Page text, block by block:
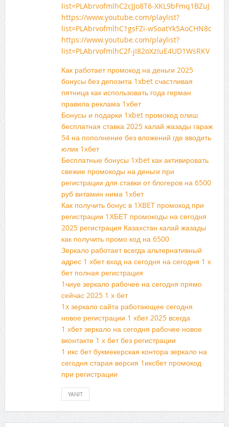
list=PLAbrvofmlhC2cJJo8T6-XKL9bFmq1BZuJ
https://www.youtube.com/playlist?
list=PLAbrvofmlhC1gsFZi-wSoatYk5AoCHN8c
https://www.youtube.com/playlist?
list=PLAbrvofmlhC2f-jI82oXzIuE4UD1WsRKV
Как работает промокод на деньги 2025
бонусы без депозита 1xbet счастливая
пятница как использовать года герман
правила реклама 1хбет
Бонусы и подарки 1xbet промокод олиш
бесплатная ставка 2025 калай жазады гараж
54 на пополнение без вложений где вводить
юлик 1хбет
Бесплатные бонусы 1xbet как активировать
свежие промокоды на деньги при
регистрации для ставки от блогеров на 6500
руб витамин нима 1хбет
Как получить бонус в 1XBET промокод при
регистрации 1ХБЕТ промокоды на сегодня
2025 регистрация Казахстан калай жазады
как получить промо код на 6500
Зеркало работает всегда альтернативный
адрес 1 хбет вход на сегодня на сегодня 1 х
бет полная регистрация
1чиуе зеркало рабочее на сегодня прямо
сейчас 2025 1 х бет
1x зеркало сайта работающее сегодня
новое регистрации 1 хбет 2025 всегда
1 хбет зеркало на сегодня рабочее новое
вконтакте 1 х бет без регистрации
1 икс бет букмекерская контора зеркало на
сегодня старая версия 1иксбет промокод
при регистрации
YANIT